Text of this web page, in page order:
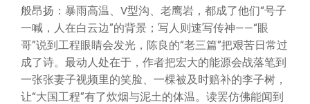
般昂扬：暴雨高温、V型沟、老鹰岩，都成了他们“号子
一喊，人在白云边”的背景；写人则速写传神——“眼
哥”说到工程眼睛会发光，陈良的“老三篇”把艰苦日常过
成了诗。最动人处在于，作者把宏大的能源会战落笔到
一张张妻子视频里的笑脸、一棵被及时赔补的李子树，
让“大国工程”有了炊烟与泥土的体温。读罢仿佛能闻到